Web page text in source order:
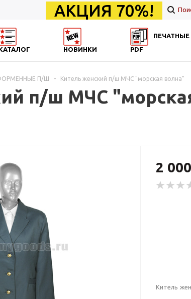
АКЦИЯ 70%!
НОВИНКИ
ПЕЧАТНЫЕ
PDF
П/Ш - Китель женский п/ш МЧС "морская волна"
п/ш МЧС
2
Китель